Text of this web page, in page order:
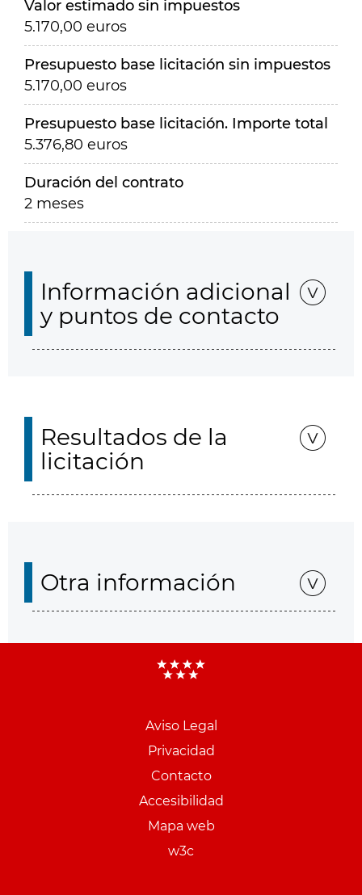
Valor estimado sin impuestos
5.170,00 euros
Presupuesto base licitación sin impuestos
5.170,00 euros
Presupuesto base licitación. Importe total
5.376,80 euros
Duración del contrato
2 meses
Información adicional
y puntos de contacto
Resultados de la
licitación
Otra información
Aviso Legal
Privacidad
Contacto
Accesibilidad
Mapa web
w3c